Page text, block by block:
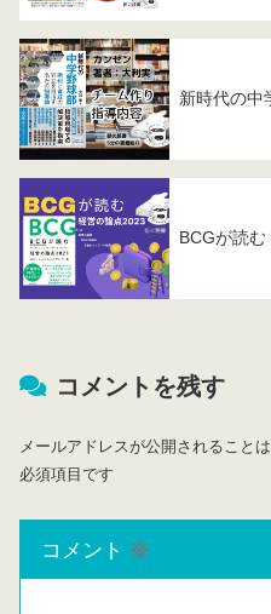
新時代の中
BCGが読
コメントを残す
メールアドレスが公開されることは
必須項目です
コメント ※